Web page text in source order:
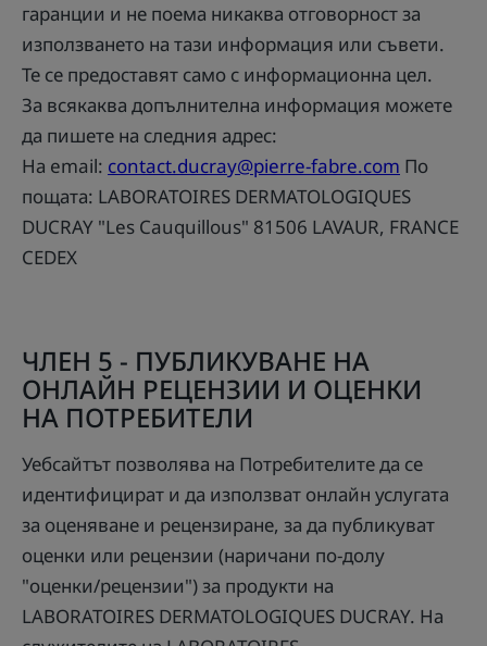
гаранции и не поема никаква отговорност за
използването на тази информация или съвети.
Те се предоставят само с информационна цел.
За всякаква допълнителна информация можете
да пишете на следния адрес:
На email: contact.ducray@pierre-fabre.com По
пощата: LABORATOIRES DERMATOLOGIQUES
DUCRAY "Les Cauquillous" 81506 LAVAUR, FRANCE
CEDEX
ЧЛЕН 5 - ПУБЛИКУВАНЕ НА
ОНЛАЙН РЕЦЕНЗИИ И ОЦЕНКИ
НА ПОТРЕБИТЕЛИ
Уебсайтът позволява на Потребителите да се
идентифицират и да използват онлайн услугата
за оценяване и рецензиране, за да публикуват
оценки или рецензии (наричани по-долу
"оценки/рецензии") за продукти на
LABORATOIRES DERMATOLOGIQUES DUCRAY. На